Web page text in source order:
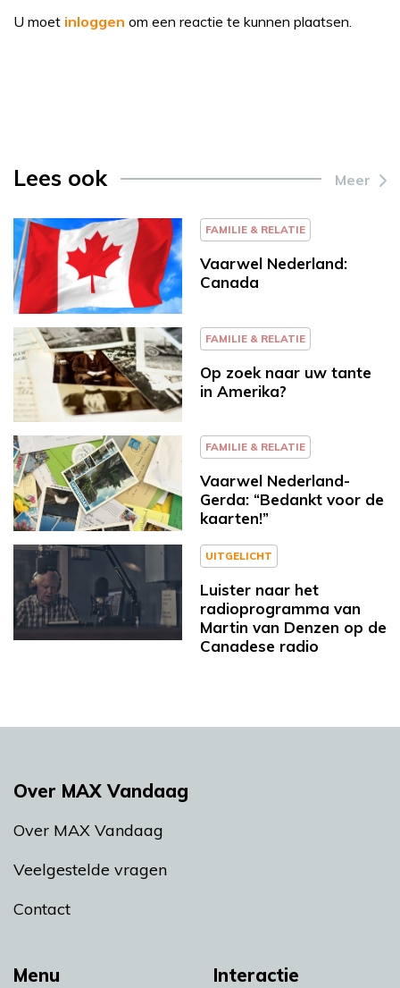
U moet inloggen om een reactie te kunnen plaatsen.
Lees ook Meer
FAMILIE & RELATIE
Vaarwel Nederland:
Canada
FAMILIE & RELATIE
Op zoek naar uw tante
in Amerika?
FAMILIE & RELATIE
Vaarwel Nederland-
Gerda: “Bedankt voor de
kaarten!”
UITGELICHT
Luister naar het
radioprogramma van
Martin van Denzen op de
Canadese radio
Menu Interactie
Over MAX Vandaag
Over MAX Vandaag
Veelgestelde vragen
Contact